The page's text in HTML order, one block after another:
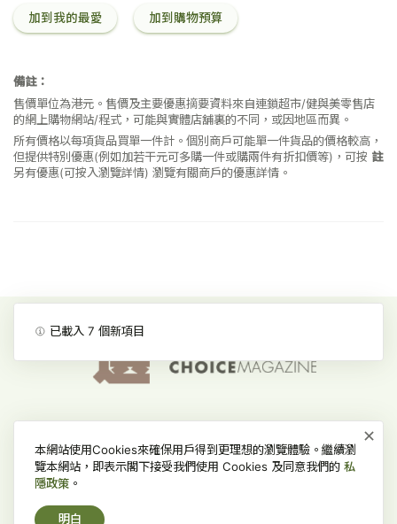
加到我的最愛 加到購物預算
備註：
售價單位為港元。售價及主要優惠摘要資料來自連鎖超市/健與美零售店
的網上購物網站/程式，可能與實體店舖裏的不同，或因地區而異。
所有價格以每項貨品買單一件計。個別商戶可能單一件貨品的價格較高，
但提供特別優惠(例如加若干元可多購一件或購兩件有折扣價等)，可按 註
另有優惠(可按入瀏覽詳情)瀏覽有關商戶的優惠詳情。
免責、版權及無障礙聲明
常見問題
已載入7 個新項目
本網站使用Cookies來確保用戶得到更理想的瀏覽體驗。繼續瀏
覽本網站，即表示閣下接受我們使用 Cookies 及同意我們的 私
隱政策。
明白
×